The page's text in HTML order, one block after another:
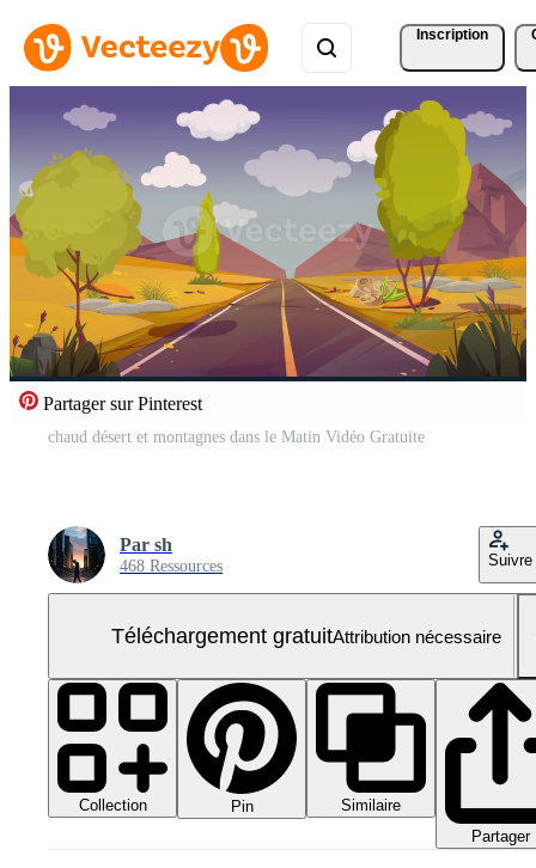
Inscription
Partager sur Pinterest
chaud désert et montagnes dans le Matin Vidéo Gratuite
Par sh
468 Ressources Suivre
Téléchargement gratuitAttribution nécessaire
Collection Pin
Similaire
Partager